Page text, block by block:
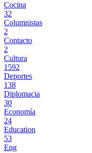
Cocina
32
Columnistas
2
Contacto
2
Cultura
1592
Deportes
138
Diplomacia
30
Economía
24
Education
53
Eng